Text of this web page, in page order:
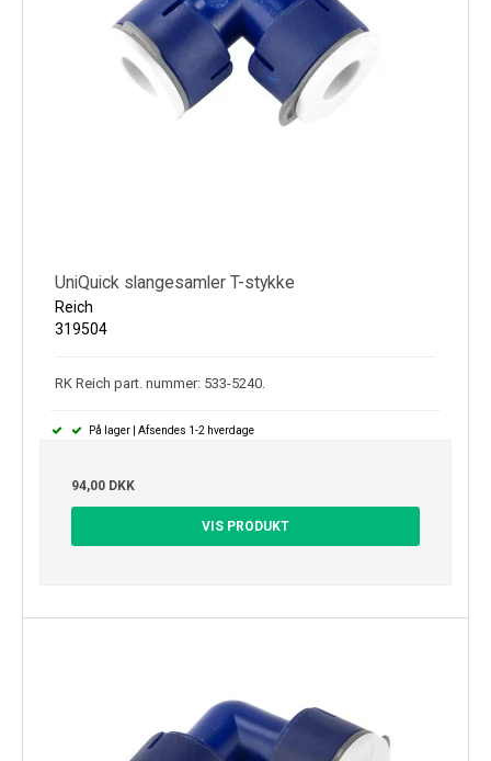
UniQuick slangesamler T-stykke
Reich
319504
RK Reich part. nummer: 533-5240.
På lager | Afsendes 1-2 hverdage
94,00 DKK
VIS PRODUKT